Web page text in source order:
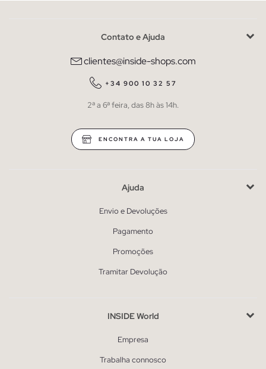
Contato e Ajuda
clientes@inside-shops.com
+34 900 10 32 57
2ª a 6ª feira, das 8h às 14h.
ENCONTRA A TUA LOJA
Ajuda
Envio e Devoluções
Pagamento
Promoções
Tramitar Devolução
INSIDE World
Empresa
Trabalha connosco